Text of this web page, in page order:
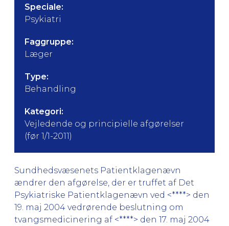
Speciale:
Psykiatri
Faggruppe:
Læger
Type:
Behandling
Kategori:
Vejledende og principielle afgørelser
(før 1/1-2011)
Sundhedsvæsenets Patientklagenævn
ændrer den afgørelse, der er truffet af Det
Psykiatriske Patientklagenævn ved <****> den
19. maj 2004 vedrørende beslutning om
tvangsmedicinering af <****> den 17. maj 2004